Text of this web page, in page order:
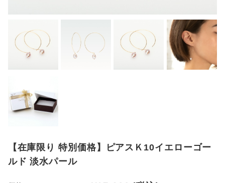
【在庫限り 特別価格】ピアスＫ10イエローゴー
ルド 淡水パール